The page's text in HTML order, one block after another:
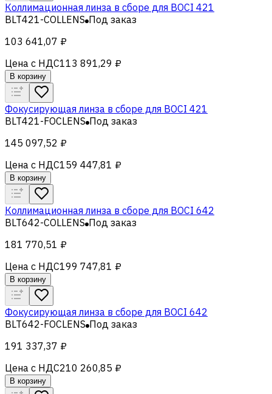
Коллимационная линза в сборе для BOCI 421
BLT421-COLLENS Под заказ
103 641,07 ₽
Цена с НДС113 891,29 ₽
В корзину
Фокусирующая линза в сборе для BOCI 421
BLT421-FOCLENS Под заказ
145 097,52 ₽
Цена с НДС159 447,81 ₽
В корзину
Коллимационная линза в сборе для BOCI 642
BLT642-COLLENS Под заказ
181 770,51 ₽
Цена с НДС199 747,81 ₽
В корзину
Фокусирующая линза в сборе для BOCI 642
BLT642-FOCLENS Под заказ
191 337,37 ₽
Цена с НДС210 260,85 ₽
В корзину